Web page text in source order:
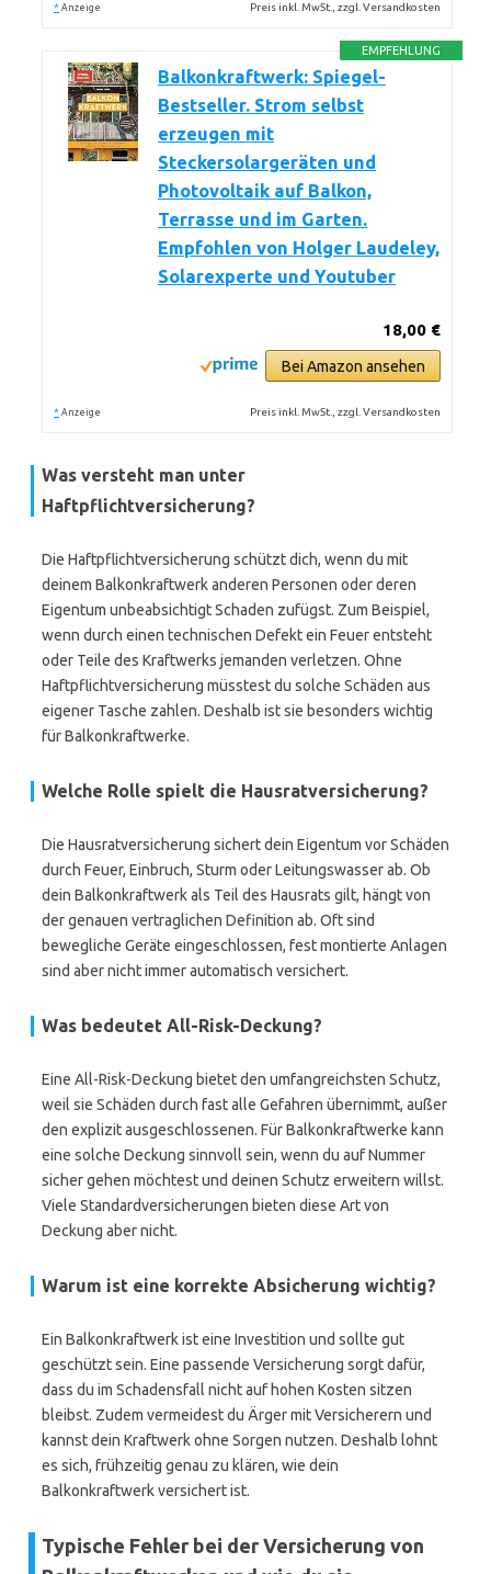
* Anzeige Preis inkl. MwSt., zzgl. Versandkosten
EMPFEHLUNG
Balkonkraftwerk: Spiegel-
Bestseller. Strom selbst
erzeugen mit
Steckersolargeräten und
Photovoltaik auf Balkon,
Terrasse und im Garten.
Empfohlen von Holger Laudeley,
Solarexperte und Youtuber
18,00 €
Bei Amazon ansehen
* Anzeige Preis inkl. MwSt., zzgl. Versandkosten
Was versteht man unter
Haftpflichtversicherung?
Die Haftpflichtversicherung schützt dich, wenn du mit
deinem Balkonkraftwerk anderen Personen oder deren
Eigentum unbeabsichtigt Schaden zufügst. Zum Beispiel,
wenn durch einen technischen Defekt ein Feuer entsteht
oder Teile des Kraftwerks jemanden verletzen. Ohne
Haftpflichtversicherung müsstest du solche Schäden aus
eigener Tasche zahlen. Deshalb ist sie besonders wichtig
für Balkonkraftwerke.
Welche Rolle spielt die Hausratversicherung?
Die Hausratversicherung sichert dein Eigentum vor Schäden
durch Feuer, Einbruch, Sturm oder Leitungswasser ab. Ob
dein Balkonkraftwerk als Teil des Hausrats gilt, hängt von
der genauen vertraglichen Definition ab. Oft sind
bewegliche Geräte eingeschlossen, fest montierte Anlagen
sind aber nicht immer automatisch versichert.
Was bedeutet All-Risk-Deckung?
Eine All-Risk-Deckung bietet den umfangreichsten Schutz,
weil sie Schäden durch fast alle Gefahren übernimmt, außer
den explizit ausgeschlossenen. Für Balkonkraftwerke kann
eine solche Deckung sinnvoll sein, wenn du auf Nummer
sicher gehen möchtest und deinen Schutz erweitern willst.
Viele Standardversicherungen bieten diese Art von
Deckung aber nicht.
Warum ist eine korrekte Absicherung wichtig?
Ein Balkonkraftwerk ist eine Investition und sollte gut
geschützt sein. Eine passende Versicherung sorgt dafür,
dass du im Schadensfall nicht auf hohen Kosten sitzen
bleibst. Zudem vermeidest du Ärger mit Versicherern und
kannst dein Kraftwerk ohne Sorgen nutzen. Deshalb lohnt
es sich, frühzeitig genau zu klären, wie dein
Balkonkraftwerk versichert ist.
Typische Fehler bei der Versicherung von